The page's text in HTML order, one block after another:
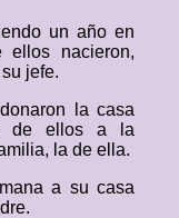
un año en
nacieron,
jefe.
la casa
de ellos a la
la de ella.
a su casa